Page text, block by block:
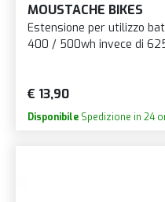
MOUSTACHE BIKES
Estensione per utilizzo
400 / 500wh invece di
€ 13,90
Disponibile Spedizione in 24